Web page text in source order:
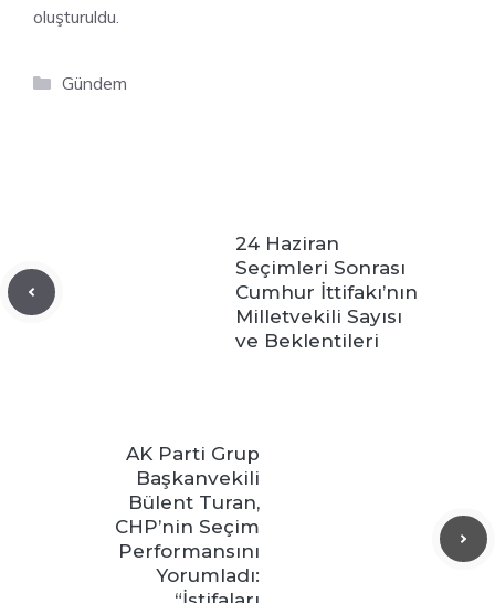
oluşturuldu.
Kategoriler
Gündem
24 Haziran
Seçimleri Sonrası
Cumhur İttifakı’nın
Milletvekili Sayısı
ve Beklentileri
AK Parti Grup
Başkanvekili
Bülent Turan,
CHP’nin Seçim
Performansını
Yorumladı: